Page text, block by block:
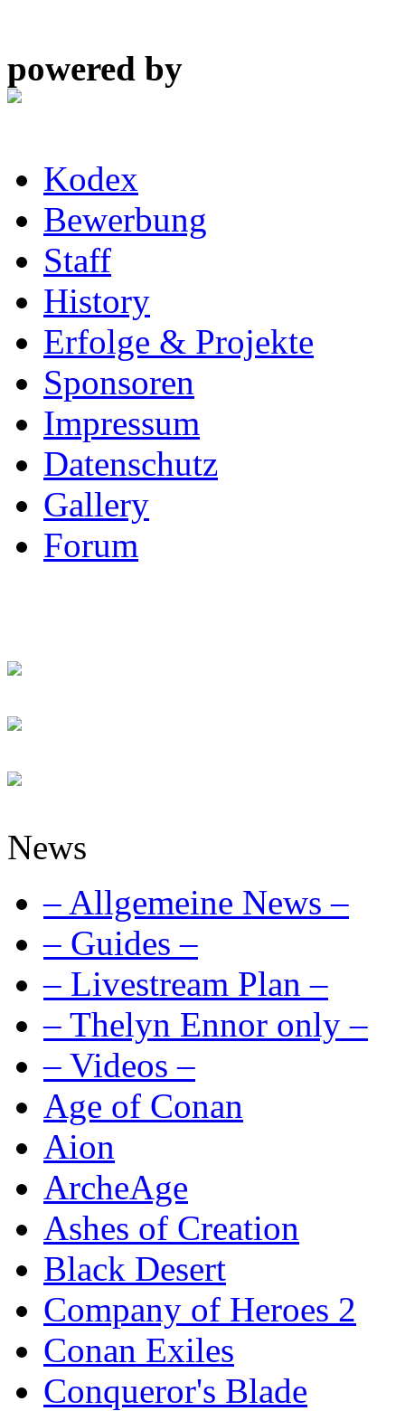
powered by
Kodex
Bewerbung
Staff
History
Erfolge & Projekte
Sponsoren
Impressum
Datenschutz
Gallery
Forum
News
– Allgemeine News –
– Guides –
– Livestream Plan –
– Thelyn Ennor only –
– Videos –
Age of Conan
Aion
ArcheAge
Ashes of Creation
Black Desert
Company of Heroes 2
Conan Exiles
Conqueror's Blade